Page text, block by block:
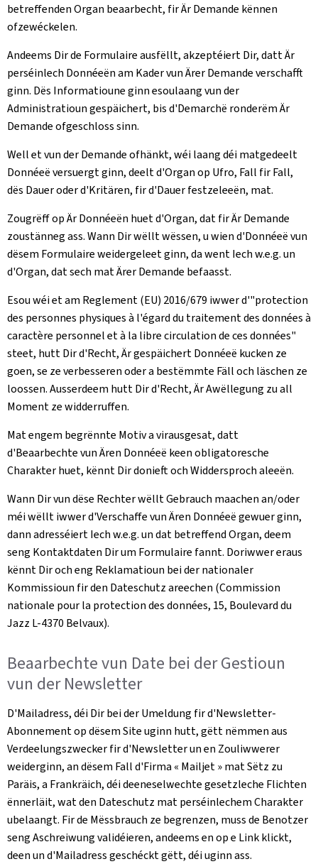
betreffenden Organ beaarbecht, fir Är Demande kënnen
ofzewéckelen.
Andeems Dir de Formulaire ausfëllt, akzeptéiert Dir, datt Är
perséinlech Donnéeën am Kader vun Ärer Demande verschafft
ginn. Dës Informatioune ginn esoulaang vun der
Administratioun gespäichert, bis d'Demarchë ronderëm Är
Demande ofgeschloss sinn.
Well et vun der Demande ofhänkt, wéi laang déi matgedeelt
Donnéeë versuergt ginn, deelt d'Organ op Ufro, Fall fir Fall,
dës Dauer oder d'Kritären, fir d'Dauer festzeleeën, mat.
Zougrëff op Är Donnéeën huet d'Organ, dat fir Är Demande
zoustänneg ass. Wann Dir wëllt wëssen, u wien d'Donnéeë vun
dësem Formulaire weidergeleet ginn, da went Iech w.e.g. un
d'Organ, dat sech mat Ärer Demande befaasst.
Esou wéi et am Reglement (EU) 2016/679 iwwer d'"protection
des personnes physiques à l'égard du traitement des données à
caractère personnel et à la libre circulation de ces données"
steet, hutt Dir d'Recht, Är gespäichert Donnéeë kucken ze
goen, se ze verbesseren oder a bestëmmte Fäll och läschen ze
loossen. Ausserdeem hutt Dir d'Recht, Är Awëllegung zu all
Moment ze widderruffen.
Mat engem begrënnte Motiv a virausgesat, datt
d'Beaarbechte vun Ären Donnéeë keen obligatoresche
Charakter huet, kënnt Dir donieft och Widdersproch aleeën.
Wann Dir vun dëse Rechter wëllt Gebrauch maachen an/oder
méi wëllt iwwer d'Verschaffe vun Ären Donnéeë gewuer ginn,
dann adresséiert Iech w.e.g. un dat betreffend Organ, deem
seng Kontaktdaten Dir um Formulaire fannt. Doriwwer eraus
kënnt Dir och eng Reklamatioun bei der nationaler
Kommissioun fir den Dateschutz areechen (Commission
nationale pour la protection des données, 15, Boulevard du
Jazz L-4370 Belvaux).
Beaarbechte vun Date bei der Gestioun
vun derNewsletter
D'Mailadress, déi Dir bei der Umeldung fir d'Newsletter-
Abonnement op dësem Site uginn hutt, gëtt nëmmen aus
Verdeelungszwecker fir d'Newsletterun en Zouliwwerer
weiderginn, an dësem Fall d'Firma « Mailjet» mat Sëtz zu
Paräis, a Frankräich, déi deeneselwechte gesetzleche Flichten
ënnerläit, wat den Dateschutz mat perséinlechem Charakter
ubelaangt. Fir de Mëssbrauch ze begrenzen, muss de Benotzer
seng Aschreiwung validéieren, andeems en op e Link klickt,
deen un d'Mailadress geschéckt gëtt, déi uginn ass.